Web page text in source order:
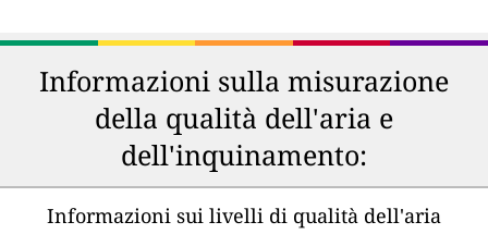
Informazioni sulla misurazione
della qualità dell'aria e
dell'inquinamento:
Informazioni sui livelli di qualità dell'aria